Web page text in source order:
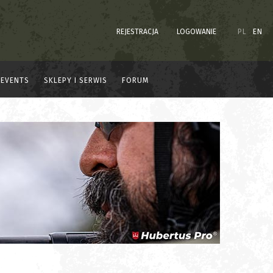
REJESTRACJA LOGOWANIE PL EN
EVENTS SKLEPY I SERWIS FORUM